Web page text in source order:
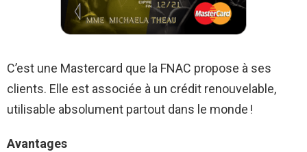
C’est une Mastercard que la FNAC propose à ses
clients. Elle est associée à un crédit renouvelable,
utilisable absolument partout dans le monde !
Avantages